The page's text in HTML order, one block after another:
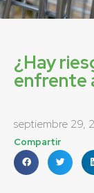
¿Hay
enfrente
septiembre 29,
Compartir